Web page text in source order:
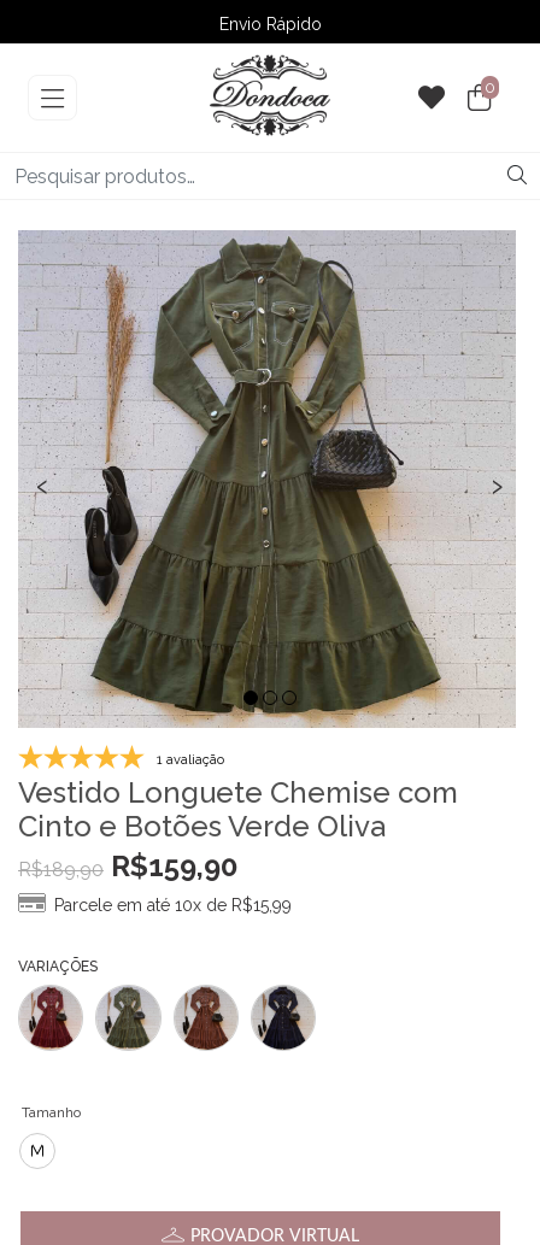
Envio Rápido
➚ Ofertas– Até 60% OFF
0
‹ ›
1 avaliação
Vestido Longuete Chemise com
Cinto e Botões Verde Oliva
R$189,90 R$159,90
Parcele em até 10x de R$15,99
VARIAÇÕES
Tamanho
M
PROVADOR VIRTUAL